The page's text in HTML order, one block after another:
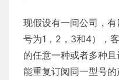
现假设有一间公司，
号为1，2，3和4），
的任意一种或者多种
能重复订阅同一型号